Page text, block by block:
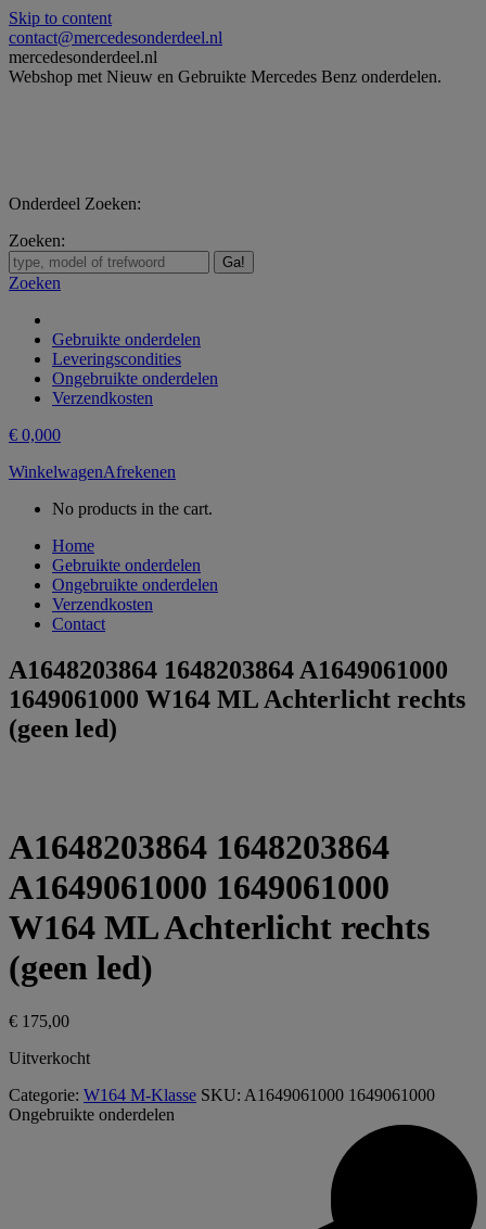
Skip to content
contact@mercedesonderdeel.nl
mercedesonderdeel.nl
Webshop met Nieuw en Gebruikte Mercedes Benz onderdelen.
Onderdeel Zoeken:
Zoeken:
Zoeken
Gebruikte onderdelen
Leveringscondities
Ongebruikte onderdelen
Verzendkosten
€ 0,000
WinkelwagenAfrekenen
No products in the cart.
Home
Gebruikte onderdelen
Ongebruikte onderdelen
Verzendkosten
Contact
A1648203864 1648203864 A1649061000
1649061000 W164 ML Achterlicht rechts
(geen led)
A1648203864 1648203864
A1649061000 1649061000
W164 ML Achterlicht rechts
(geen led)
€ 175,00
Uitverkocht
Categorie: W164 M-Klasse SKU: A1649061000 1649061000
Ongebruikte onderdelen